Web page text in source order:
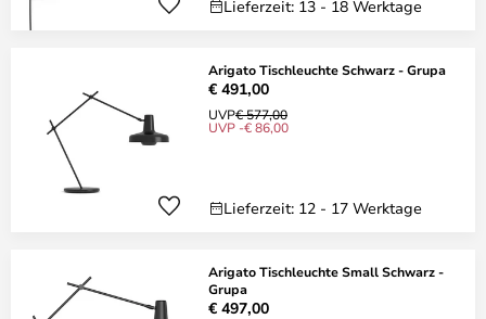
Lieferzeit: 13 - 18 Werktage
Arigato Tischleuchte Schwarz - Grupa
€ 491,00
UVP€ 577,00
UVP -€ 86,00
Lieferzeit: 12 - 17 Werktage
Arigato Tischleuchte Small Schwarz -
Grupa
€ 497,00